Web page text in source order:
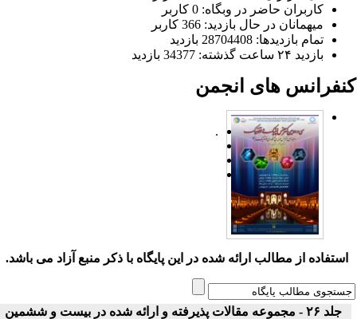
کاربران حاضر در وبگاه: 0 کاربر
میهمانان در حال بازدید: 366 کاربر
تمام بازدید‌ها: 28704408 بازدید
بازدید ۲۴ ساعت گذشته: 34377 بازدید
های انجمن
.
استفاده از مطالب ارائه شده در این پایگاه با ذکر منبع آزاد می باشد.
جلد ۲۶ - مجموعه مقالات پذیرفته و ارائه شده در بیست و ششمین